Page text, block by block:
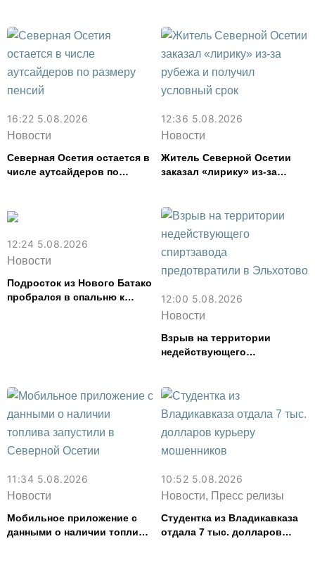
16:22 5.08.2026
Новости
Северная Осетия остается в
числе аутсайдеров по
12:36 5.08.2026
Новости
Житель Северной Осетии
заказал «лирику» из-за
12:24 5.08.2026
Новости
Подросток из Нового Батако
пробрался в спальню к
12:00 5.08.2026
Новости
Взрыв на территории
недействующего
11:34 5.08.2026
Новости
Мобильное приложение с
данными о наличии топлива
10:52 5.08.2026
Новости, Пресс релизы
Студентка из Владикавказа
отдала 7 тыс. долларов